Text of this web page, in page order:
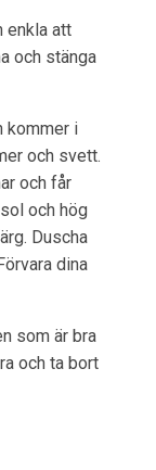
enkla att
och stänga
kommer i
och svett.
och får
och hög
Duscha
dina
som är bra
och ta bort